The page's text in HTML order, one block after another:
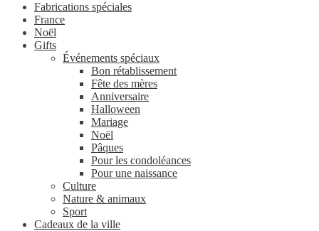
Fabrications spéciales
France
Noël
Gifts
Événements spéciaux
Bon rétablissement
Fête des mères
Anniversaire
Halloween
Mariage
Noël
Pâques
Pour les condoléances
Pour une naissance
Culture
Nature & animaux
Sport
Cadeaux de la ville